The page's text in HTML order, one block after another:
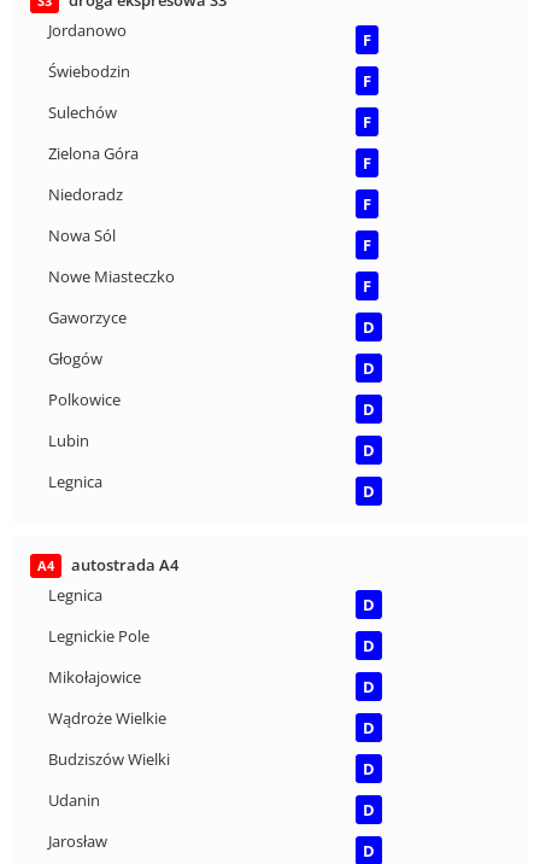
Jordanowo
F
Świebodzin
F
Sulechów
F
Zielona Góra
F
Niedoradz
F
Nowa Sól
F
Nowe Miasteczko
F
Gaworzyce
D
Głogów
D
Polkowice
D
Lubin
D
Legnica
D
A4
autostrada A4
Legnica
D
Legnickie Pole
D
Mikołajowice
D
Wądroże Wielkie
D
Budziszów Wielki
D
Udanin
D
Jarosław
D